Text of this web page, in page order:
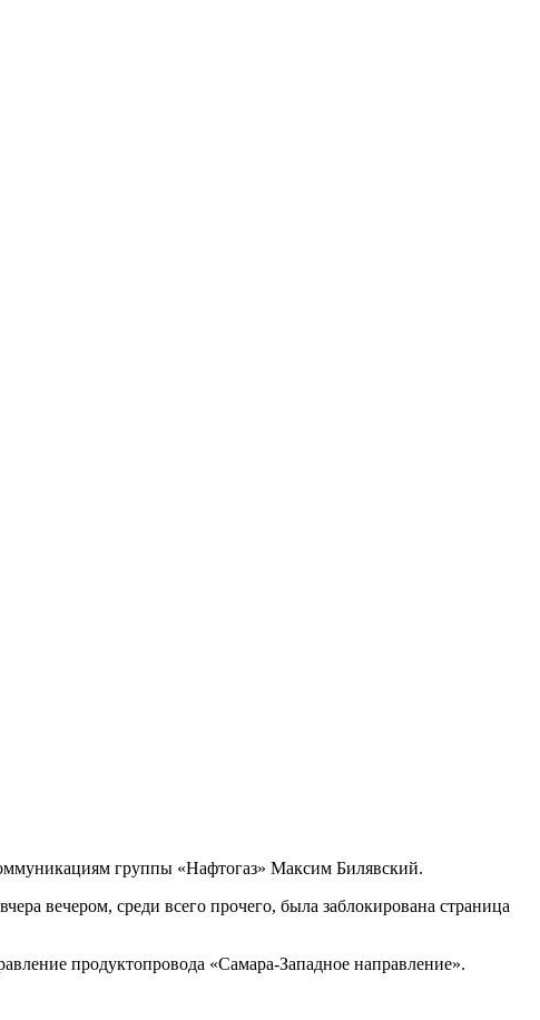
группы «Нафтогаз» Максим Билявский.
вечером, среди всего прочего, была заблокирована страница
продуктопровода «Самара-Западное направление».